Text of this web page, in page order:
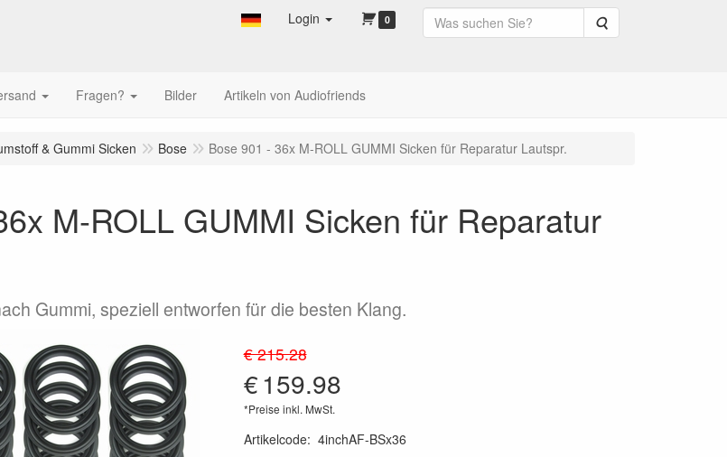
Login 0 Suche
Fragen? Bilder Artikeln von Audiofriends
& Gummi Sicken Bose Bose 901 - 36x M-ROLL GUMMI Sicken für Reparatur Lautspr.
M-ROLL GUMMI Sicken für Reparatur
Gummi, speziell entworfen für die besten Klang.
€ 215.28
€159.98
*Preise inkl. MwSt.
Artikelcode: 4inchAF-BSx36